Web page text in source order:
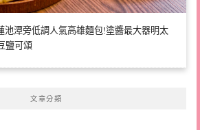
池潭旁低調人氣高雄麵包!塗醬最大器明太
鹽可頌
文章分類